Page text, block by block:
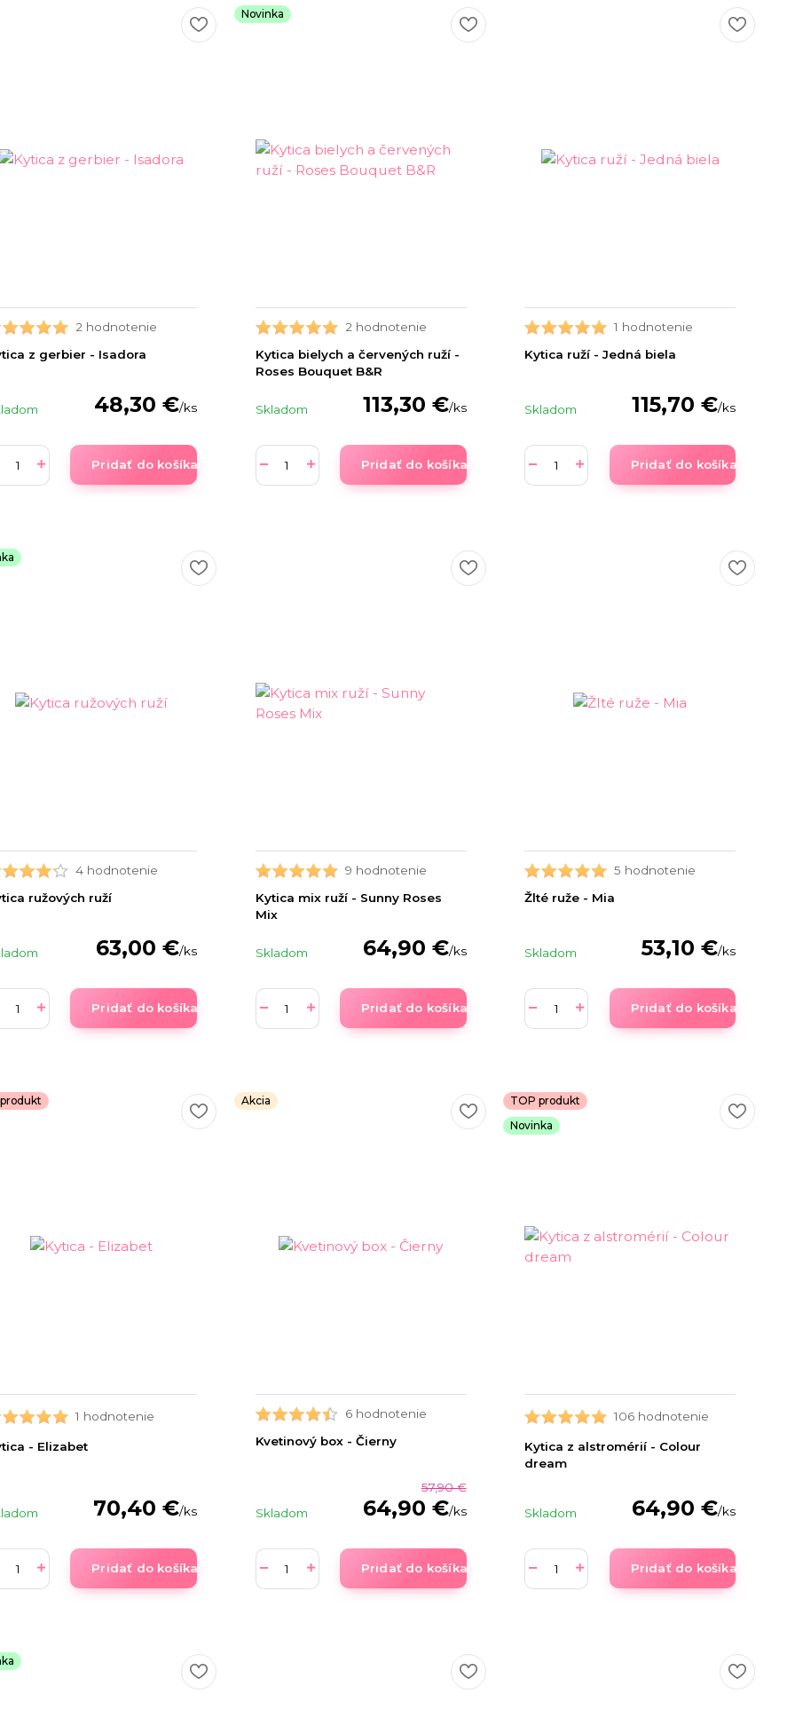
2 hodnotenie
z gerbier - Isadora
48,30 €/ks
Pridať do košíka
Novinka
2 hodnotenie
Kytica bielych a červených ruží -
Roses Bouquet B&R
113,30 €/ks
Skladom
Pridať do košíka
1 hodnotenie
Kytica ruží - Jedná biela
115,70 €/ks
Skladom
Pridať do košíka
4 hodnotenie
ružových ruží
63,00 €/ks
Pridať do košíka
9 hodnotenie
Kytica mix ruží - Sunny Roses
Mix
64,90 €/ks
Skladom
Pridať do košíka
5 hodnotenie
Žlté ruže - Mia
53,10 €/ks
Skladom
Pridať do košíka
1 hodnotenie
- Elizabet
70,40 €/ks
Pridať do košíka
Akcia
6 hodnotenie
Kvetinový box - Čierny
57,90 €
64,90 €/ks
Skladom
Pridať do košíka
TOP produkt
Novinka
106 hodnotenie
Kytica z alstromérií - Colour
dream
64,90 €/ks
Skladom
Pridať do košíka